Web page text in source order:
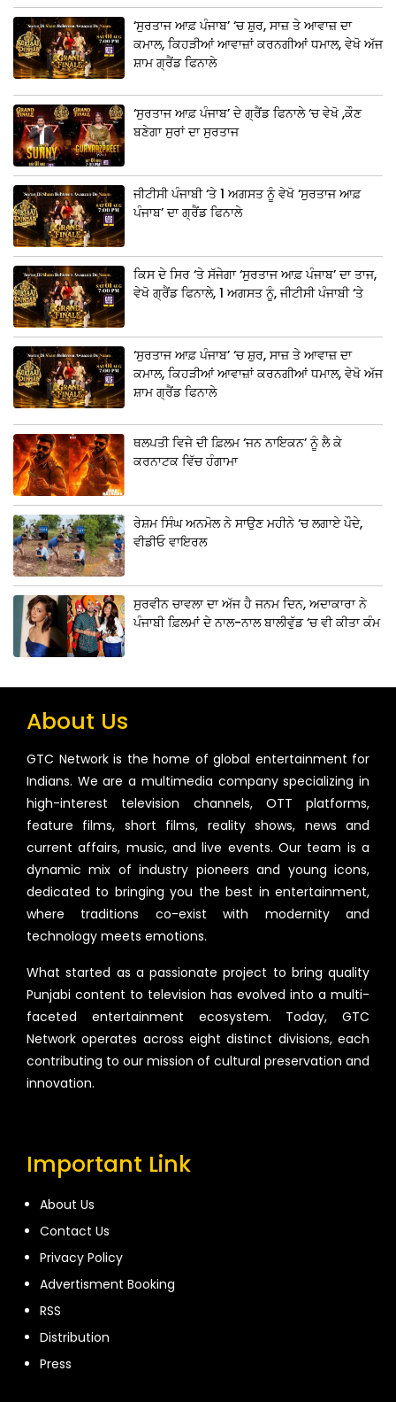
‘ਸੁਰਤਾਜ ਆਫ਼ ਪੰਜਾਬ’ ‘ਚ ਸ਼ੁਰ, ਸਾਜ਼ ਤੇ ਆਵਾਜ਼ ਦਾ
ਕਮਾਲ, ਕਿਹੜੀਆਂ ਆਵਾਜ਼ਾਂ ਕਰਨਗੀਆਂ ਧਮਾਲ, ਵੇਖੋ ਅੱਜ
ਸ਼ਾਮ ਗ੍ਰੈਂਡ ਫਿਨਾਲੇ
‘ਸੁਰਤਾਜ ਆਫ਼ ਪੰਜਾਬ’ ਦੇ ਗ੍ਰੈਂਡ ਫਿਨਾਲੇ ‘ਚ ਵੇਖੋ ,ਕੌਣ
ਬਣੇਗਾ ਸੁਰਾਂ ਦਾ ਸੁਰਤਾਜ
ਜੀਟੀਸੀ ਪੰਜਾਬੀ ‘ਤੇ 1 ਅਗਸਤ ਨੂੰ ਵੇਖੋ ‘ਸੁਰਤਾਜ ਆਫ਼
ਪੰਜਾਬ’ ਦਾ ਗ੍ਰੈਂਡ ਫਿਨਾਲੇ
ਕਿਸ ਦੇ ਸਿਰ ‘ਤੇ ਸੱਜੇਗਾ ‘ਸੁਰਤਾਜ ਆਫ਼ ਪੰਜਾਬ’ ਦਾ ਤਾਜ,
ਵੇਖੋ ਗ੍ਰੈਂਡ ਫਿਨਾਲੇ, 1 ਅਗਸਤ ਨੂੰ, ਜੀਟੀਸੀ ਪੰਜਾਬੀ ‘ਤੇ
‘ਸੁਰਤਾਜ ਆਫ਼ ਪੰਜਾਬ’ ‘ਚ ਸ਼ੁਰ, ਸਾਜ਼ ਤੇ ਆਵਾਜ਼ ਦਾ
ਕਮਾਲ, ਕਿਹੜੀਆਂ ਆਵਾਜ਼ਾਂ ਕਰਨਗੀਆਂ ਧਮਾਲ, ਵੇਖੋ ਅੱਜ
ਸ਼ਾਮ ਗ੍ਰੈਂਡ ਫਿਨਾਲੇ
ਥਲਪਤੀ ਵਿਜੇ ਦੀ ਫ਼ਿਲਮ ‘ਜਨ ਨਾਇਕਨ’ ਨੂੰ ਲੈ ਕੇ
ਕਰਨਾਟਕ ਵਿੱਚ ਹੰਗਾਮਾ
ਰੇਸ਼ਮ ਸਿੰਘ ਅਨਮੋਲ ਨੇ ਸਾਉਣ ਮਹੀਨੇ ‘ਚ ਲਗਾਏ ਪੌਦੇ,
ਵੀਡੀਓ ਵਾਇਰਲ
ਸੁਰਵੀਨ ਚਾਵਲਾ ਦਾ ਅੱਜ ਹੈ ਜਨਮ ਦਿਨ, ਅਦਾਕਾਰਾ ਨੇ
ਪੰਜਾਬੀ ਫ਼ਿਲਮਾਂ ਦੇ ਨਾਲ-ਨਾਲ ਬਾਲੀਵੁੱਡ ‘ਚ ਵੀ ਕੀਤਾ ਕੰਮ
About Us
GTC Network is the home of global entertainment for
Indians. We are a multimedia company specializing in
high-interest television channels, OTT platforms,
feature films, short films, reality shows, news and
current affairs, music, and live events. Our team is a
dynamic mix of industry pioneers and young icons,
dedicated to bringing you the best in entertainment,
where traditions co-exist with modernity and
technology meets emotions.
What started as a passionate project to bring quality
Punjabi content to television has evolved into a multi-
faceted entertainment ecosystem. Today, GTC
Network operates across eight distinct divisions, each
contributing to our mission of cultural preservation and
innovation.
Important Link
About Us
Contact Us
Privacy Policy
Advertisment Booking
RSS
Distribution
Press